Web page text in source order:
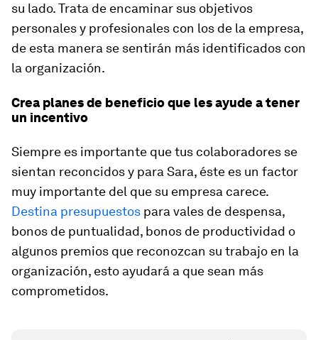
su lado. Trata de encaminar sus objetivos
personales y profesionales con los de la empresa,
de esta manera se sentirán más identificados con
la organización.
Crea planes de beneficio que les ayude a tener
un incentivo
Siempre es importante que tus colaboradores se
sientan reconcidos y para Sara, éste es un factor
muy importante del que su empresa carece.
Destina presupuestos para vales de despensa,
bonos de puntualidad, bonos de productividad o
algunos premios que reconozcan su trabajo en la
organización, esto ayudará a que sean más
comprometidos.